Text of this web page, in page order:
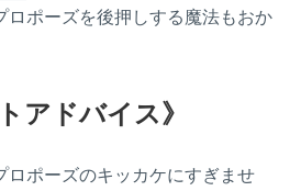
ロポーズを後押しする魔法もおか
アドバイス》
ロポーズのキッカケにすぎませ